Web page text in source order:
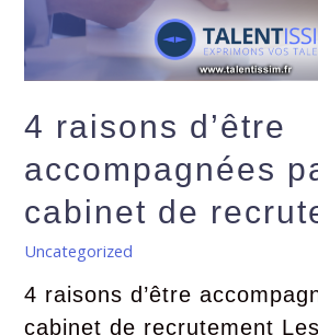
4 raisons d’être
accompagnées
cabinet de
Uncategorized
4 raisons d’être
cabinet de recrutement